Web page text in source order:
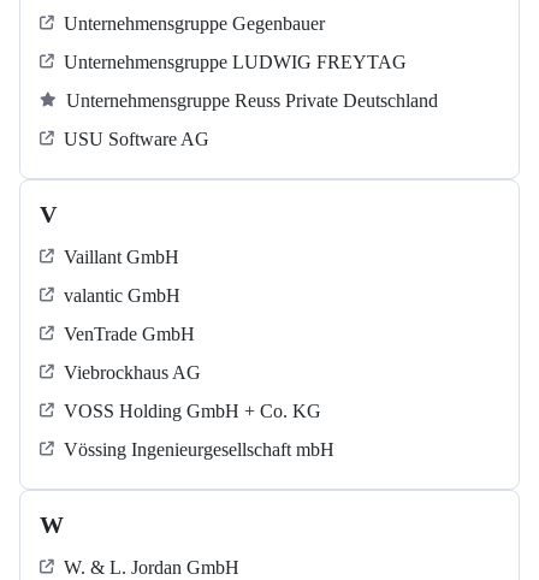
Unternehmensgruppe Gegenbauer
Unternehmensgruppe LUDWIG FREYTAG
Unternehmensgruppe Reuss Private Deutschland
USU Software AG
V
Vaillant GmbH
valantic GmbH
VenTrade GmbH
Viebrockhaus AG
VOSS Holding GmbH + Co. KG
Vössing Ingenieurgesellschaft mbH
W
W. & L. Jordan GmbH